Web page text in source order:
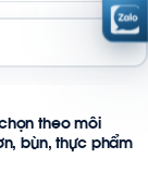
theo môi
bùn, thực phẩm